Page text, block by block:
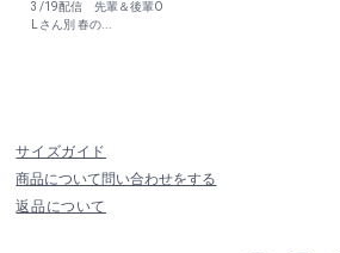
3/19配信 先輩＆後輩O
Lさん別 春の...
サイズガイド
商品について問い合わせをする
返品について